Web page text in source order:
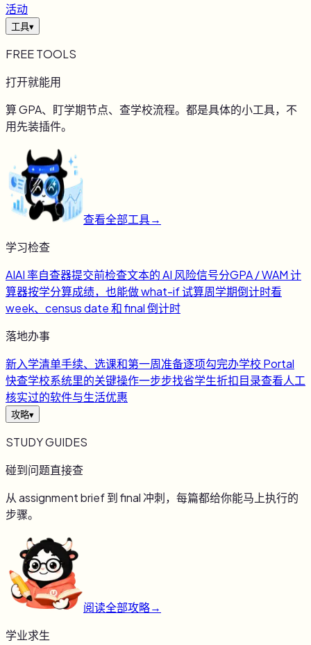
活动
工具▾
FREE TOOLS
打开就能用
算 GPA、盯学期节点、查学校流程。都是具体的小工具，不
用先装插件。
查看全部工具→
学习检查
AIAI 率自查器提交前检查文本的 AI 风险信号分GPA / WAM 计
算器按学分算成绩，也能做 what-if 试算周学期倒计时看
week、census date 和 final 倒计时
落地办事
新入学清单手续、选课和第一周准备逐项勾完办学校 Portal
快查学校系统里的关键操作一步步找省学生折扣目录查看人工
核实过的软件与生活优惠
攻略▾
STUDY GUIDES
碰到问题直接查
从 assignment brief 到 final 冲刺，每篇都给你能马上执行的
步骤。
阅读全部攻略→
学业求生